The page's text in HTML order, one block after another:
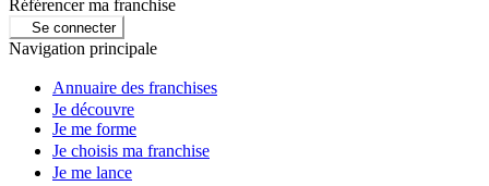
Référencer ma franchise
Se connecter
Navigation principale
Annuaire des franchises
Je découvre
Je me forme
Je choisis ma franchise
Je me lance